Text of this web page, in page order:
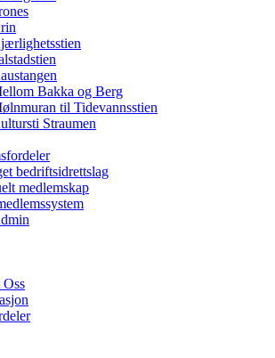
Bakka og Berg
til Tidevannsstien
Straumen
bedriftsidrettslag
medlemskap